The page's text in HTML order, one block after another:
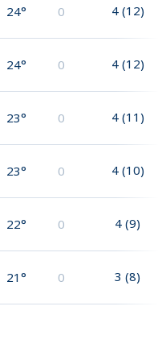
24° 0 4 (12)
24° 0 4 (12)
23° 0 4 (11)
23° 0 4 (10)
22° 0 4 (9)
21° 0 3 (8)